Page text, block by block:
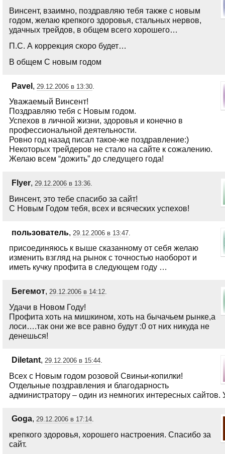
Винсент, взаимно, поздравляю тебя также с новым
годом, желаю крепкого здоровья, стальных нервов,
удачных трейдов, в общем всего хорошего…
П.С. А коррекция скоро будет…
В общем С новым годом
Pavel, 29.12.2006 в 13:30.
Уважаемый Винсент!
Поздравляю тебя с Новым годом.
Успехов в личной жизни, здоровья и конечно в
профессиональной деятельности.
Ровно год назад писал такое-же поздравление:)
Некоторых трейдеров не стало на сайте к сожалению.
Желаю всем “дожить” до следущего года!
Flyer, 29.12.2006 в 13:36.
Винсент, это тебе спасибо за сайт!
С Новым Годом тебя, всех и всяческих успехов!
пользователь, 29.12.2006 в 13:47.
присоединяюсь к выше сказанному от себя желаю
изменить взгляд на рынок с точностью наоборот и
иметь кучку профита в следующем году …
Бегемот, 29.12.2006 в 14:12.
Удачи в Новом Году!
Профита хоть на мишкином, хоть на бычачьем рынке,а
лоси….так они же все равно будут :0 от них никуда не
денешься!
Diletant, 29.12.2006 в 15:44.
Всех с Новым годом розовой Свиньи-копилки!
Отдельные поздравления и благодарность
администратору – один из немногих интересных сайтов.
Goga, 29.12.2006 в 17:14.
крепкого здоровья, хорошего настроения. Спасибо за
сайт.